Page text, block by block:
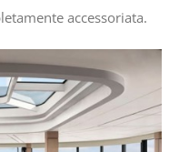
accessoriata.